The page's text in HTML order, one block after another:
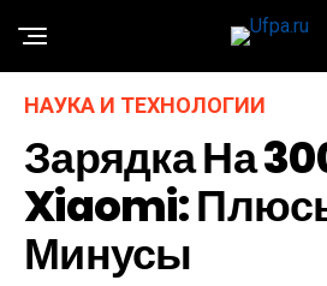
НАУКА И ТЕХНОЛОГИИ
Зарядка На
Xiaomi:
Минусы